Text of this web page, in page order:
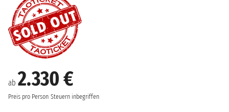
ab 2.330 €
Preis pro Person Steuern inbegriffen